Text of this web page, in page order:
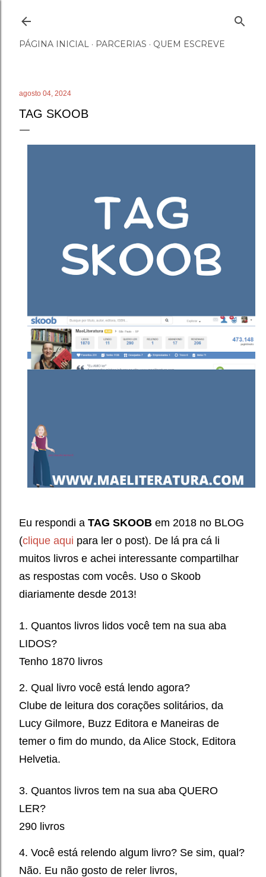
PÁGINA INICIAL PARCERIAS QUEM ESCREVE
agosto 04, 2024
TAG SKOOB
Eu respondi a TAG SKOOB em 2018 no BLOG
(clique aqui para ler o post). De lá pra cá li
muitos livros e achei interessante compartilhar
as respostas com vocês. Uso o Skoob
diariamente desde 2013!
1. Quantos livros lidos você tem na sua aba
LIDOS?
Tenho 1870 livros
2. Qual livro você está lendo agora?
Clube de leitura dos corações solitários, da
Lucy Gilmore, Buzz Editora e Maneiras de
temer o fim do mundo, da Alice Stock, Editora
Helvetia.
3. Quantos livros tem na sua aba QUERO
LER?
290 livros
4. Você está relendo algum livro? Se sim, qual?
Não. Eu não gosto de reler livros,